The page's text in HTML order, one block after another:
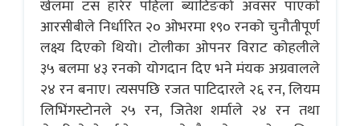
खेलमा टस हारेर पहिला ब्याटिङको अवसर पाएको
आरसीबीले निर्धारित २० ओभरमा १९० रनको चुनौतीपूर्ण
लक्ष्य दिएको थियो। टोलीका ओपनर विराट कोहलीले
३५ बलमा ४३ रनको योगदान दिए भने मंयक अग्रवालले
२४ रन बनाए। त्यसपछि रजत पाटिदारले २६ रन, लियम
लिभिंगस्टोनले २५ रन, जितेश शर्माले २४ रन तथा